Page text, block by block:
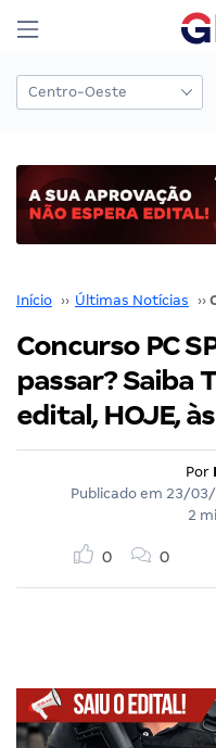
Início ›› Últimas Notícias ››
Concurso PC
passar? Saiba
edital, HOJE,
Por
Publicado em 23/
2
0 0